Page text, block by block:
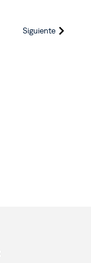
Siguiente